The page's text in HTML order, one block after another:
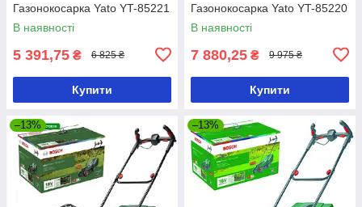
Газонокосарка Yato YT-85221
В наявності
5 391,75 ₴ 6 825 ₴
Купити
Газонокосарка Yato YT-85220
В наявності
7 880,25 ₴ 9 975 ₴
Купити
–13% –13%